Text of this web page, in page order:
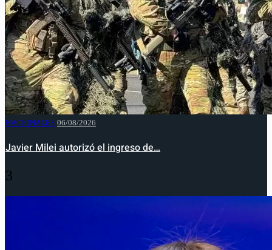
NACIONALES 06/08/2026
Javier Milei autorizó el ingreso de…
3